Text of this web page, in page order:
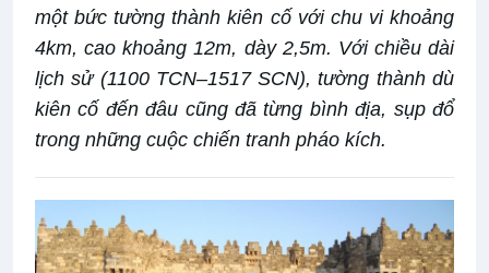
một bức tường thành kiên cố với chu vi khoảng
4km, cao khoảng 12m, dày 2,5m. Với chiều dài
lịch sử (1100 TCN–1517 SCN), tường thành dù
kiên cố đến đâu cũng đã từng bình địa, sụp đổ
trong những cuộc chiến tranh pháo kích.